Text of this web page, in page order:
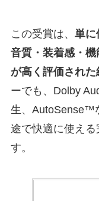
この受賞は、 単に
音質・装着感・
が高く評価された
ーでも、Dolby
生、AutoSense™
途で快適に使え
す。